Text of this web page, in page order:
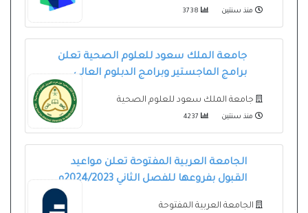
منذ سنتين
جامعة الملك سعود للعلوم الصحية تعلن
برامج الماجستير وبرامج الدبلوم العالي
جامعة الملك سعود للعلوم الصحية
منذ سنتين
الجامعة العربية المفتوحة تعلن مواعيد
القبول بفروعها للفصل الثاني 2024/2023م
الجامعة العربية المفتوحة